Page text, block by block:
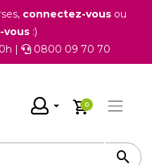
connectez-vousou
vous:)
|
0800 09 70 70
0